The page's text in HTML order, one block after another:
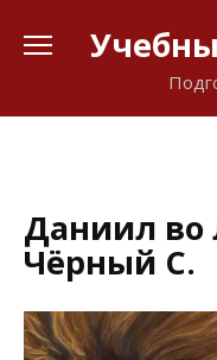
Даниил во
Чёрный С.